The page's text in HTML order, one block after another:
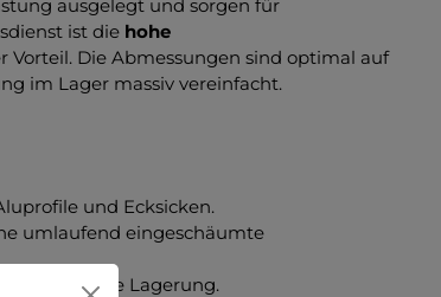
ausgelegt und sorgen für
ist die hohe
Vorteil. Die Abmessungen sind optimal auf
im Lager massiv vereinfacht.
und Ecksicken.
umlaufend eingeschäumte
für sichere Lagerung.